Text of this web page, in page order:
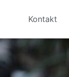
Kontakt